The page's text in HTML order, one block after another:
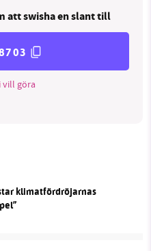
att swisha en slant till
vill göra
klimatfördröjarnas